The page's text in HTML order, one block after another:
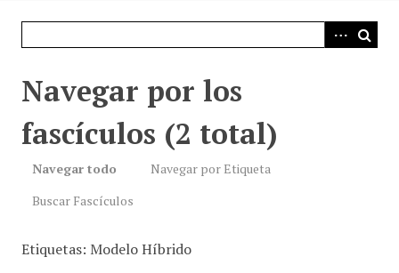
Navegar por los
fascículos (2 total)
Navegar todo
Navegar por Etiqueta
Buscar Fascículos
Etiquetas: Modelo Híbrido